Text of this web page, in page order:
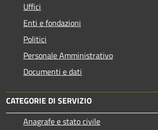
Uffici
Enti e fondazioni
Politici
Personale Amministrativo
Documenti e dati
CATEGORIE DI SERVIZIO
Anagrafe e stato civile